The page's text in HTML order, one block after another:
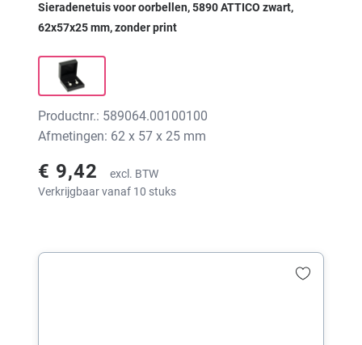
Sieradenetuis voor oorbellen, 5890 ATTICO zwart,
62x57x25 mm, zonder print
Productnr.: 589064.00100100
Afmetingen: 62 x 57 x 25 mm
€ 9,42
excl. BTW
Verkrijgbaar vanaf 10 stuks